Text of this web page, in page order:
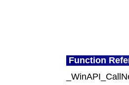
Function